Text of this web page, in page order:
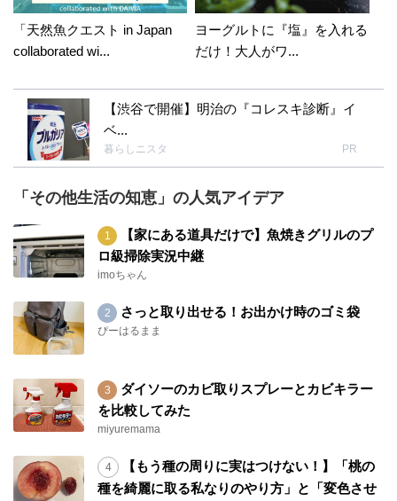
「天然魚クエスト in Japan
collaborated wi...
ヨーグルトに『塩』を入れる
だけ！大人がワ...
【渋谷で開催】明治の『コレスキ診断』イ
ベ...
暮らしニスタ PR
「その他生活の知恵」の人気アイデア
【家にある道具だけで】魚焼きグリルのプ
ロ級掃除実況中継
imoちゃん
さっと取り出せる！お出かけ時のゴミ袋
ぴーはるまま
ダイソーのカビ取りスプレーとカビキラー
を比較してみた
miyuremama
【もう種の周りに実はつけない！】「桃の
種を綺麗に取る私なりのやり方」と「変色させ